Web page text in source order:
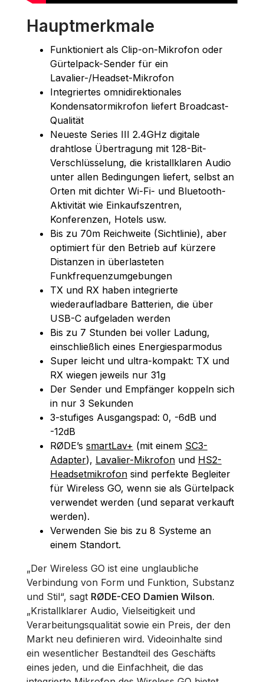
Hauptmerkmale
Funktioniert als Clip-on-Mikrofon oder
Gürtelpack-Sender für ein
Lavalier-/Headset-Mikrofon
Integriertes omnidirektionales
Kondensatormikrofon liefert Broadcast-
Qualität
Neueste Series III 2.4GHz digitale
drahtlose Übertragung mit 128-Bit-
Verschlüsselung, die kristallklaren Audio
unter allen Bedingungen liefert, selbst an
Orten mit dichter Wi-Fi- und Bluetooth-
Aktivität wie Einkaufszentren,
Konferenzen, Hotels usw.
Bis zu 70m Reichweite (Sichtlinie), aber
optimiert für den Betrieb auf kürzere
Distanzen in überlasteten
Funkfrequenzumgebungen
TX und RX haben integrierte
wiederaufladbare Batterien, die über
USB-C aufgeladen werden
Bis zu 7 Stunden bei voller Ladung,
einschließlich eines Energiesparmodus
Super leicht und ultra-kompakt: TX und
RX wiegen jeweils nur 31g
Der Sender und Empfänger koppeln sich
in nur 3 Sekunden
3-stufiges Ausgangspad: 0, -6dB und
-12dB
RØDE’s smartLav+ (mit einem SC3-
Adapter), Lavalier-Mikrofon und HS2-
Headsetmikrofon sind perfekte Begleiter
für Wireless GO, wenn sie als Gürtelpack
verwendet werden (und separat verkauft
werden).
Verwenden Sie bis zu 8 Systeme an
einem Standort.
„Der Wireless GO ist eine unglaubliche
Verbindung von Form und Funktion, Substanz
und Stil“, sagt RØDE-CEO Damien Wilson.
„Kristallklarer Audio, Vielseitigkeit und
Verarbeitungsqualität sowie ein Preis, der den
Markt neu definieren wird. Videoinhalte sind
ein wesentlicher Bestandteil des Geschäfts
eines jeden, und die Einfachheit, die das